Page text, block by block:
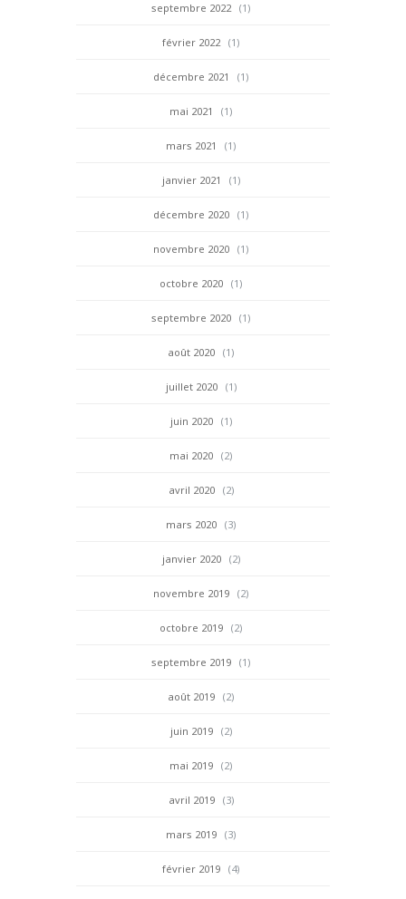
septembre 2022 (1)
février 2022 (1)
décembre 2021 (1)
mai 2021 (1)
mars 2021 (1)
janvier 2021 (1)
décembre 2020 (1)
novembre 2020 (1)
octobre 2020 (1)
septembre 2020 (1)
août 2020 (1)
juillet 2020 (1)
juin 2020 (1)
mai 2020 (2)
avril 2020 (2)
mars 2020 (3)
janvier 2020 (2)
novembre 2019 (2)
octobre 2019 (2)
septembre 2019 (1)
août 2019 (2)
juin 2019 (2)
mai 2019 (2)
avril 2019 (3)
mars 2019 (3)
février 2019 (4)